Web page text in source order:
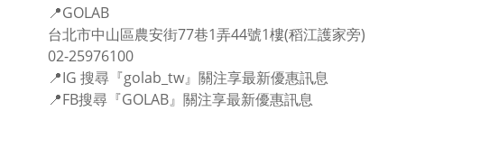
📍GOLAB
台北市中山區農安街77巷1弄44號1樓(稻江護家旁)
02-25976100
📍IG 搜尋『golab_tw』關注享最新優惠訊息
📍FB搜尋『GOLAB』關注享最新優惠訊息